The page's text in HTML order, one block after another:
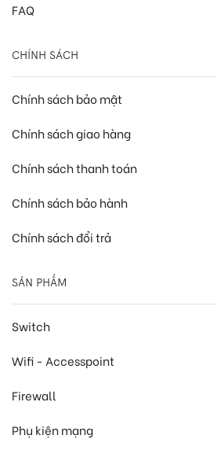
FAQ
CHÍNH SÁCH
Chính sách bảo mật
Chính sách giao hàng
Chính sách thanh toán
Chính sách bảo hành
Chính sách đổi trả
SẢN PHẨM
Switch
Wifi - Accesspoint
Firewall
Phụ kiện mạng